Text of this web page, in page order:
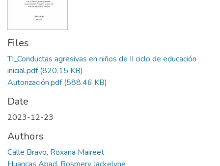
Files
TI_Conductas agresivas en niños de II ciclo de educación
inicial.pdf(820.15 KB)
Autorización.pdf(588.46 KB)
Date
2023-12-23
Authors
Calle Bravo, Roxana Maireet